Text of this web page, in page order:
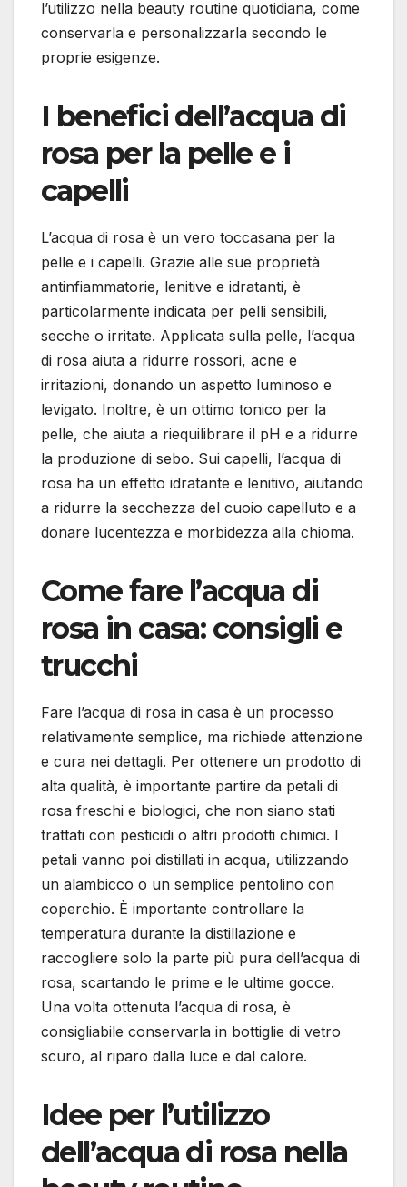
l’utilizzo nella beauty routine quotidiana, come
conservarla e personalizzarla secondo le
proprie esigenze.
I benefici dell’acqua di
rosa per la pelle e i
capelli
L’acqua di rosa è un vero toccasana per la
pelle e i capelli. Grazie alle sue proprietà
antinfiammatorie, lenitive e idratanti, è
particolarmente indicata per pelli sensibili,
secche o irritate. Applicata sulla pelle, l’acqua
di rosa aiuta a ridurre rossori, acne e
irritazioni, donando un aspetto luminoso e
levigato. Inoltre, è un ottimo tonico per la
pelle, che aiuta a riequilibrare il pH e a ridurre
la produzione di sebo. Sui capelli, l’acqua di
rosa ha un effetto idratante e lenitivo, aiutando
a ridurre la secchezza del cuoio capelluto e a
donare lucentezza e morbidezza alla chioma.
Come fare l’acqua di
rosa in casa: consigli e
trucchi
Fare l’acqua di rosa in casa è un processo
relativamente semplice, ma richiede attenzione
e cura nei dettagli. Per ottenere un prodotto di
alta qualità, è importante partire da petali di
rosa freschi e biologici, che non siano stati
trattati con pesticidi o altri prodotti chimici. I
petali vanno poi distillati in acqua, utilizzando
un alambicco o un semplice pentolino con
coperchio. È importante controllare la
temperatura durante la distillazione e
raccogliere solo la parte più pura dell’acqua di
rosa, scartando le prime e le ultime gocce.
Una volta ottenuta l’acqua di rosa, è
consigliabile conservarla in bottiglie di vetro
scuro, al riparo dalla luce e dal calore.
Idee per l’utilizzo
dell’acqua di rosa nella